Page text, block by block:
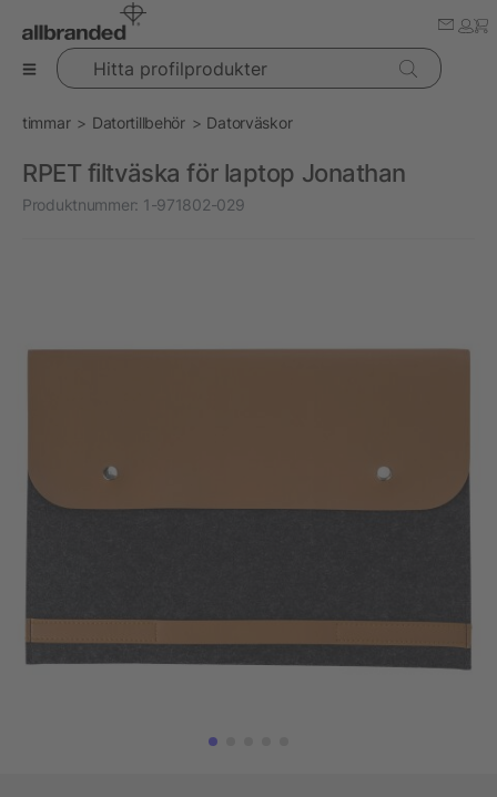
Hitta profilprodukter
timmar Datortillbehör Datorväskor
RPET filtväska för laptop Jonathan
Produktnummer: 1-971802-029